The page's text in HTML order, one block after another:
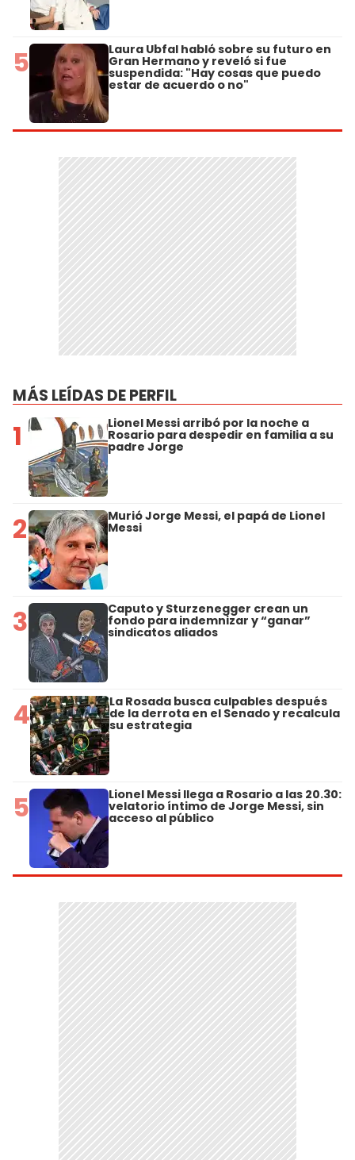
5 Laura Ubfal habló sobre su futuro en
Gran Hermano y reveló si fue
suspendida: "Hay cosas que puedo
estar de acuerdo o no"
MÁS LEÍDAS DE PERFIL
1 Lionel Messi arribó por la noche a
Rosario para despedir en familia a su
padre Jorge
2 Murió Jorge Messi, el papá de Lionel
Messi
3 Caputo y Sturzenegger crean un
fondo para indemnizar y “ganar”
sindicatos aliados
4 La Rosada busca culpables después
de la derrota en el Senado y recalcula
su estrategia
5 Lionel Messi llega a Rosario a las 20.30:
velatorio íntimo de Jorge Messi, sin
acceso al público